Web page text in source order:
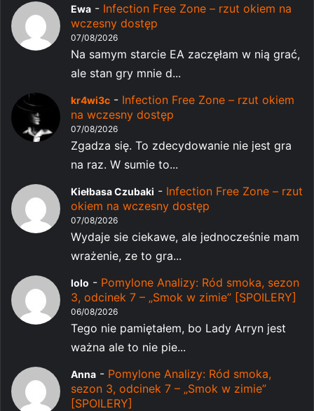
Ewa - Infection Free Zone – rzut okiem na
wczesny dostęp
07/08/2026
Na samym starcie EA zaczęłam w nią grać,
ale stan gry mnie d...
kr4wi3c - Infection Free Zone – rzut okiem
na wczesny dostęp
07/08/2026
Zgadza się. To zdecydowanie nie jest gra
na raz. W sumie to...
Kiełbasa Czubaki - Infection Free Zone – rzut
okiem na wczesny dostęp
07/08/2026
Wydaje sie ciekawe, ale jednocześnie mam
wrażenie, ze to gra...
lolo - Pomylone Analizy: Ród smoka, sezon
3, odcinek 7 – „Smok w zimie” [SPOILERY]
06/08/2026
Tego nie pamiętałem, bo Lady Arryn jest
ważna ale to nie pie...
Anna - Pomylone Analizy: Ród smoka,
sezon 3, odcinek 7 – „Smok w zimie”
[SPOILERY]